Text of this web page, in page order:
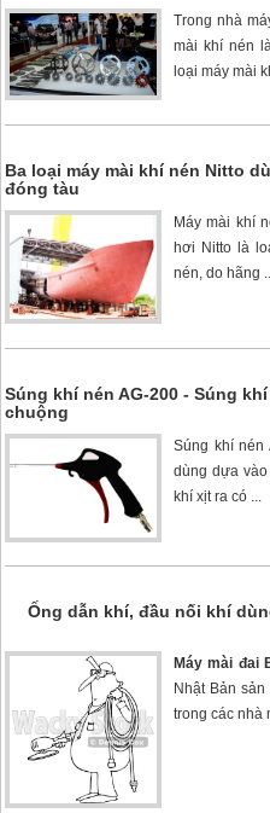
Trong nhà
mài khí nén
loại máy mài
Ba loại máy mài khí nén Nitto
đóng tàu
Máy mài khí
hơi Nitto là
nén, do hãng
Súng khí nén AG-200 - Súng
chuộng
Súng khí nén
dùng dựa
khí xịt ra có ...
Ống dẫn khí, đầu nối khí
Máy mài đai
Nhật Bản
trong các nhà